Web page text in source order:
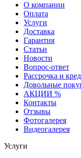
О компании
Оплата
Услуги
Доставка
Гарантия
Статьи
Новости
Вопрос-ответ
Рассрочка и
Довольные
АКЦИИ %
Контакты
Отзывы
Фотогалерея
Видеогалерея
Услуги